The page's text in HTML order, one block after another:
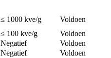
≤ 1000 kve/g
Voldoen
≤ 100 kve/g
Voldoen
Negatief
Voldoen
Negatief
Voldoen